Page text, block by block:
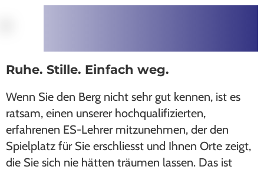
Ruhe. Stille. Einfach weg.
Wenn Sie den Berg nicht sehr gut kennen, ist es
ratsam, einen unserer hochqualifizierten,
erfahrenen ES-Lehrer mitzunehmen, der den
Spielplatz für Sie erschliesst und Ihnen Orte zeigt,
die Sie sich nie hätten träumen lassen. Das ist